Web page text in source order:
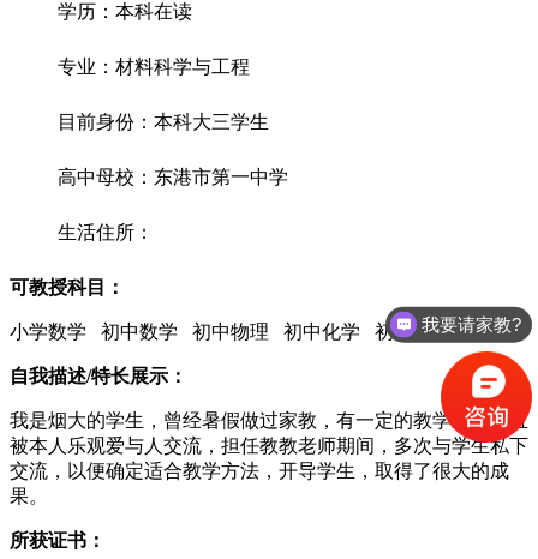
学历：本科在读
专业：材料科学与工程
目前身份：本科大三学生
高中母校：东港市第一中学
生活住所：
可教授科目：
小学数学 初中数学 初中物理 初中化学 初中生物
自我描述/特长展示：
我是烟大的学生，曾经暑假做过家教，有一定的教学经验，且
被本人乐观爱与人交流，担任教教老师期间，多次与学生私下
交流，以便确定适合教学方法，开导学生，取得了很大的成
果。
所获证书：
我要请家教?